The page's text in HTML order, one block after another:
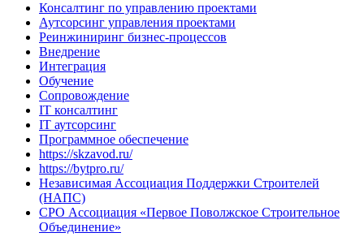
Консалтинг по управлению проектами
Аутсорсинг управления проектами
Реинжиниринг бизнес-процессов
Внедрение
Интеграция
Обучение
Сопровождение
IT консалтинг
IT аутсорсинг
Программное обеспечение
https://skzavod.ru/
https://bytpro.ru/
Независимая Ассоциация Поддержки Строителей
(НАПС)
СРО Ассоциация «Первое Поволжское Строительное
Объединение»